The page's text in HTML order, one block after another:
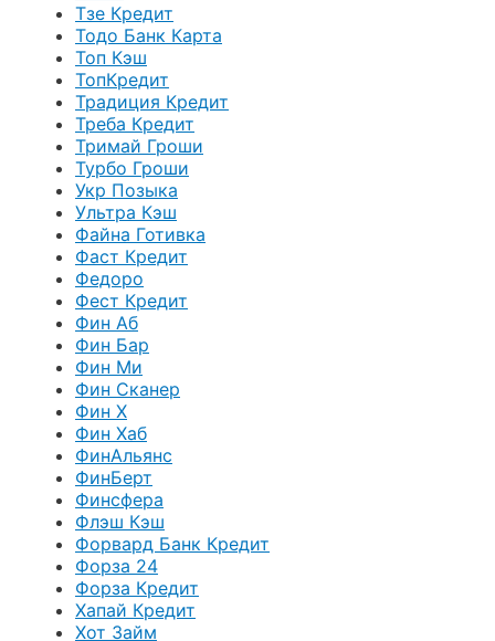
Тзе Кредит
Тодо Банк Карта
Топ Кэш
ТопКредит
Традиция Кредит
Треба Кредит
Тримай Гроши
Турбо Гроши
Укр Позыка
Ультра Кэш
Файна Готивка
Фаст Кредит
Федоро
Фест Кредит
Фин Аб
Фин Бар
Фин Ми
Фин Сканер
Фин Х
Фин Хаб
ФинАльянс
ФинБерт
Финсфера
Флэш Кэш
Форвард Банк Кредит
Форза 24
Форза Кредит
Хапай Кредит
Хот Займ